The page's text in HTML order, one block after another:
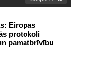
Eiropas
protokoli
pamatbrīvību